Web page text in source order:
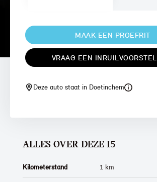
MAAK EEN PROEFRIT
VRAAG EEN
Deze auto staat in Doetinchem
ALLES OVER DEZE I5
Kilometerstand 1 km